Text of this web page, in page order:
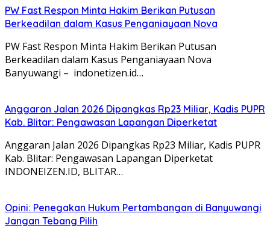
PW Fast Respon Minta Hakim Berikan Putusan
Berkeadilan dalam Kasus Penganiayaan Nova
PW Fast Respon Minta Hakim Berikan Putusan
Berkeadilan dalam Kasus Penganiayaan Nova
Banyuwangi – indonetizen.id…
Anggaran Jalan 2026 Dipangkas Rp23 Miliar, Kadis PUPR
Kab. Blitar: Pengawasan Lapangan Diperketat
Anggaran Jalan 2026 Dipangkas Rp23 Miliar, Kadis PUPR
Kab. Blitar: Pengawasan Lapangan Diperketat
INDONEIZEN.ID, BLITAR…
Opini: Penegakan Hukum Pertambangan di Banyuwangi
Jangan Tebang Pilih